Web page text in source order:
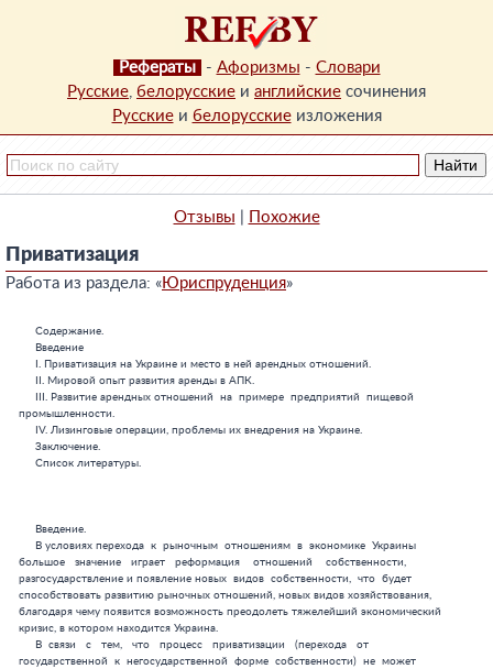
Рефераты - Афоризмы - Словари
Русские, белорусские и английские сочинения
Русскиеи белорусскиеизложения
Отзывы Похожие
Приватизация
Работа из раздела: «Юриспруденция»